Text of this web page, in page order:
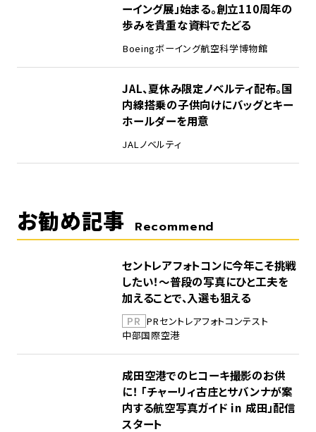
ーイング展」始まる。創立110周年の
歩みを貴重な資料でたどる
Boeingボーイング航空科学博物館
JAL、夏休み限定ノベルティ配布。国
内線搭乗の子供向けにバッグとキー
ホールダーを用意
JALノベルティ
お勧め記事 Recommend
セントレアフォトコンに今年こそ挑戦
したい！～普段の写真にひと工夫を
加えることで、入選も狙える
PR PRセントレアフォトコンテスト
中部国際空港
成田空港でのヒコーキ撮影のお供
に！ 「チャーリィ古庄とサバンナが案
内する航空写真ガイド in 成田」配信
スタート